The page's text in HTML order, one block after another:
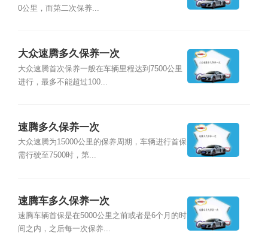
0公里，而第二次保养...
大众速腾多久保养一次
大众速腾首次保养一般在车辆里程达到7500公里
进行，最多不能超过100...
速腾多久保养一次
大众速腾为15000公里的保养周期，车辆进行首保
需行驶至7500时，第...
速腾车多久保养一次
速腾车辆首保是在5000公里之前或者是6个月的时
间之内，之后每一次保养...